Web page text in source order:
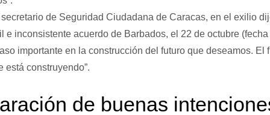
de Seguridad Ciudadana de Caracas, en el exilio
e inconsistente acuerdo de Barbados, el 22 de octubre
importante en la construcción del futuro que deseamos. El
está construyendo”.
de buenas